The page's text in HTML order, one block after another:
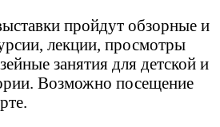
пройдут обзорные и
лекции, просмотры
занятия для детской и
Возможно посещение